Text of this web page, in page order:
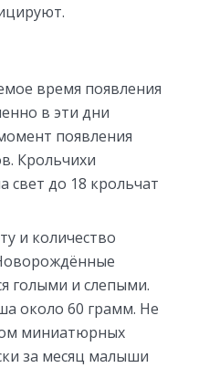
время появления
в эти дни
появления
Крольчихи
свет до 18 крольчат
и количество
голыми и слепыми.
около 60 грамм. Не
миниатюрных
за месяц малыши